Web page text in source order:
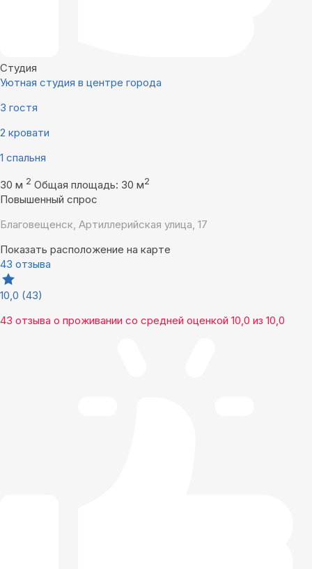
Студия
Уютная студия в центре города
3 гостя
2 кровати
1 спальня
30 м 2 Общая площадь: 30 м2
Повышенный спрос
Благовещенск, Артиллерийская улица, 17
Показать расположение на карте
43 отзыва
10,0 (43)
43 отзыва о проживании со средней оценкой 10,0 из 10,0